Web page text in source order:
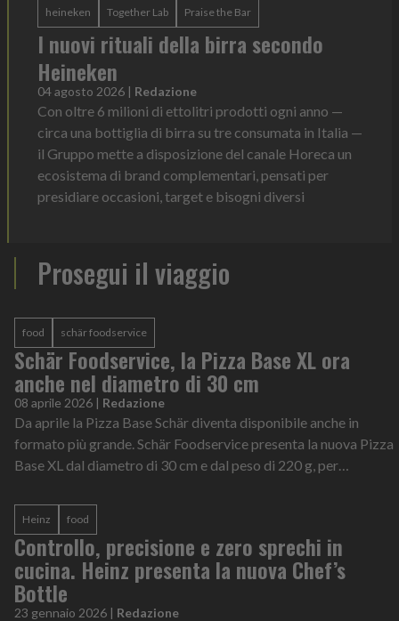
heineken Together Lab Praise the Bar
I nuovi rituali della birra secondo
Heineken
04 agosto 2026 | Redazione
Con oltre 6 milioni di ettolitri prodotti ogni anno —
circa una bottiglia di birra su tre consumata in Italia —
il Gruppo mette a disposizione del canale Horeca un
ecosistema di brand complementari, pensati per
presidiare occasioni, target e bisogni diversi
Prosegui il viaggio
food schär foodservice
Schär Foodservice, la Pizza Base XL ora
anche nel diametro di 30 cm
08 aprile 2026 | Redazione
Da aprile la Pizza Base Schär diventa disponibile anche in
formato più grande. Schär Foodservice presenta la nuova Pizza
Base XL dal diametro di 30 cm e dal peso di 220 g, per
Heinz food
Controllo, precisione e zero sprechi in
cucina. Heinz presenta la nuova Chef’s
Bottle
23 gennaio 2026 | Redazione